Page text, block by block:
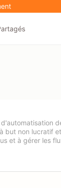
but non lucratif
et à gérer les